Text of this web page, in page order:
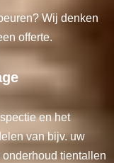
Wij denken
offerte.
en het
van bijv. uw
tientallen